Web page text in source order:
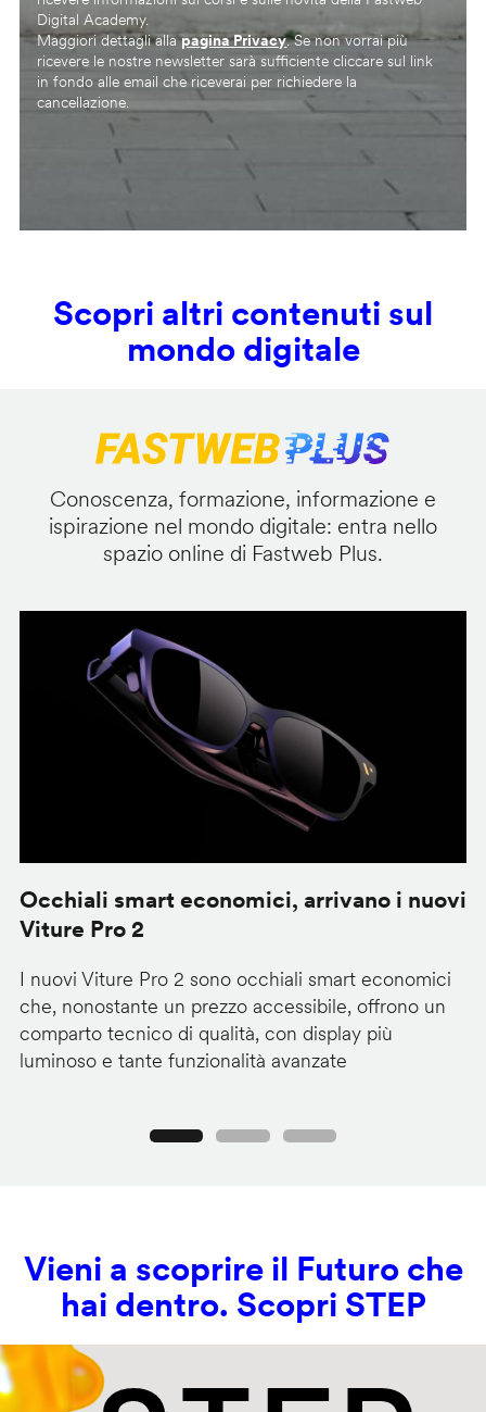
Digital Academy.
Maggiori dettagli allapagina Privacy. Se non vorrai più
ricevere le nostre newsletter sarà sufficiente cliccare sul link
in fondo alle email che riceverai per richiedere la
cancellazione.
Scopri altri contenuti sul
mondo digitale
Conoscenza, formazione, informazione e
ispirazione nel mondo digitale: entra nello
spazio online di Fastweb Plus.
Occhiali smart economici, arrivano i nuovi
Viture Pro 2
I nuovi Viture Pro 2 sono occhiali smart economici
che, nonostante un prezzo accessibile, offrono un
comparto tecnico di qualità, con display più
luminoso e tante funzionalità avanzate
Vieni a scoprire il Futuro che
hai dentro. Scopri STEP